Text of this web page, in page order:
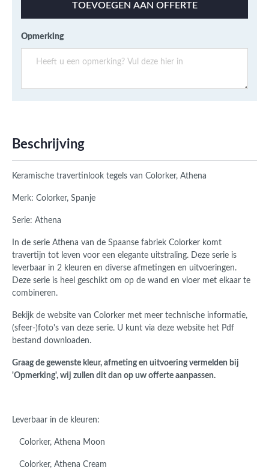
TOEVOEGEN AAN OFFERTE
Opmerking
Beschrijving
Keramische travertinlook tegels van Colorker, Athena
Merk: Colorker, Spanje
Serie: Athena
In de serie Athena van de Spaanse fabriek Colorker komt
travertijn tot leven voor een elegante uitstraling. Deze serie is
leverbaar in 2 kleuren en diverse afmetingen en uitvoeringen.
Deze serie is heel geschikt om op de wand en vloer met elkaar te
combineren.
Bekijk de website van Colorker met meer technische informatie,
(sfeer-)foto's van deze serie. U kunt via deze website het Pdf
bestand downloaden.
Graag de gewenste kleur, afmeting en uitvoering vermelden bij
'Opmerking', wij zullen dit dan op uw offerte aanpassen.
Leverbaar in de kleuren:
Colorker, Athena Moon
Colorker, Athena Cream